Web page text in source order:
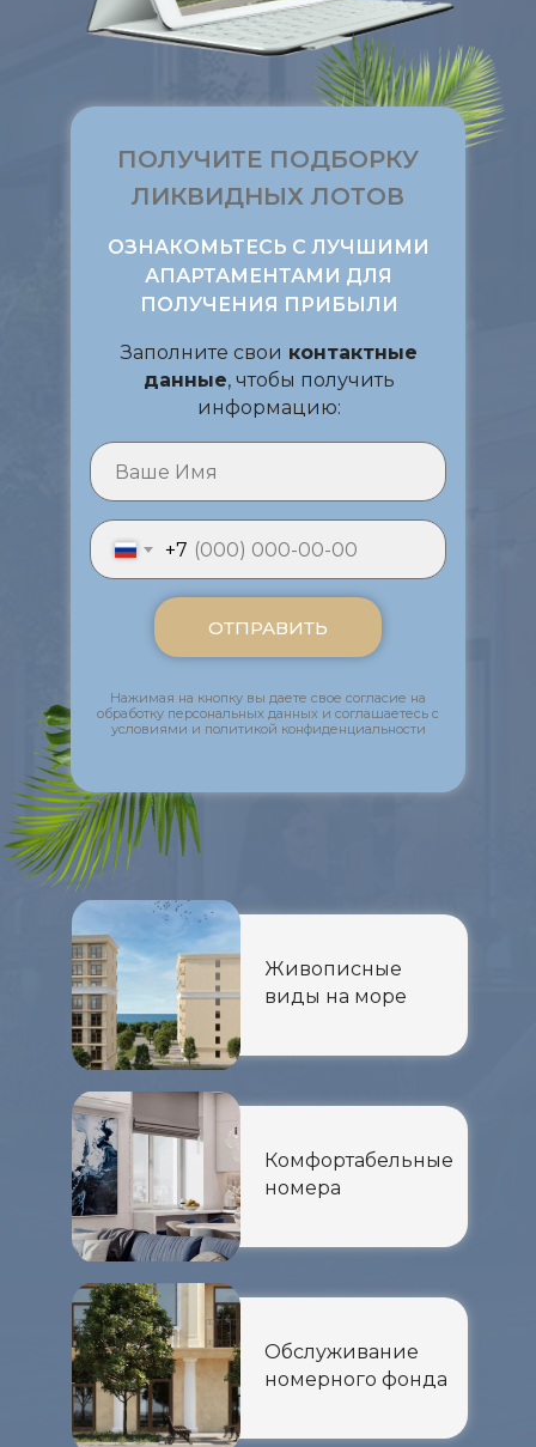
Заполните свои контактные
данные, чтобы получить
информацию:
ПОЛУЧИТЕ ПОДБОРКУ
ЛИКВИДНЫХ ЛОТОВ
Нажимая на кнопку вы даете свое согласие на
обработку персональных данных и соглашаетесь с
условиями и политикой конфиденциальности
ОЗНАКОМЬТЕСЬ С ЛУЧШИМИ
АПАРТАМЕНТАМИ ДЛЯ
ПОЛУЧЕНИЯ ПРИБЫЛИ
+7
ОТПРАВИТЬ
Живописные
виды на море
Комфортабельные
номера
Обслуживание
номерного фонда